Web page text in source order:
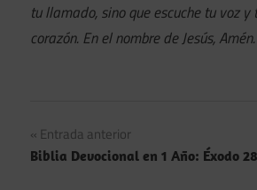
tu llamado, sino que escuche tu voz y
corazón. En el nombre de Jesús, Amén.
Navegación
de
Entrada anterior
Biblia Devocional en 1 Año: Éxodo 28